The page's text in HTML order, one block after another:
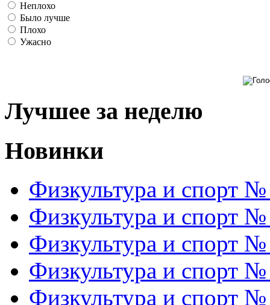
Неплохо
Было лучше
Плохо
Ужасно
Лучшее за неделю
Новинки
Физкультура и спорт
Физкультура и спорт
Физкультура и спорт
Физкультура и спорт
Физкультура и спорт